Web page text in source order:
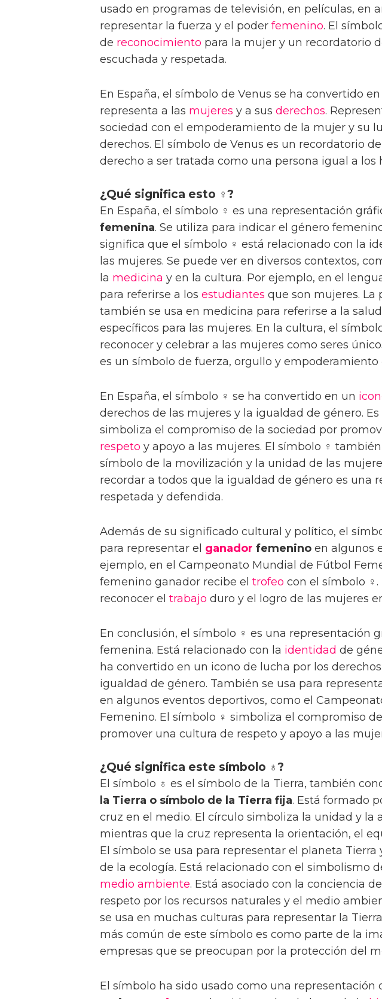
usado en programas de televisión, en películas, en
representar la fuerza y el poder femenino. El
de reconocimiento para la mujer y un recordatorio
escuchada y respetada.
En España, el símbolo de Venus se ha convertido
representa a las mujeres y a sus derechos.
sociedad con el empoderamiento de la mujer y su
derechos. El símbolo de Venus es un recordatorio
derecho a ser tratada como una persona igual a los
¿Qué significa esto ♀?
En España, el símbolo ♀ es una representación
femenina. Se utiliza para indicar el género
significa que el símbolo ♀ está relacionado con la
las mujeres. Se puede ver en diversos contextos,
la medicina y en la cultura. Por ejemplo, en el
para referirse a los estudiantes que son mujeres. La
también se usa en medicina para referirse a la
específicos para las mujeres. En la cultura, el
reconocer y celebrar a las mujeres como seres
es un símbolo de fuerza, orgullo y empoderamiento
En España, el símbolo ♀ se ha convertido en un
derechos de las mujeres y la igualdad de género.
simboliza el compromiso de la sociedad por
respeto y apoyo a las mujeres. El símbolo ♀
símbolo de la movilización y la unidad de las
recordar a todos que la igualdad de género es una
respetada y defendida.
Además de su significado cultural y político, el
para representar el ganador femenino en algunos
ejemplo, en el Campeonato Mundial de Fútbol
femenino ganador recibe el trofeo con el símbolo ♀.
reconocer el trabajo duro y el logro de las mujeres
En conclusión, el símbolo ♀ es una representación
femenina. Está relacionado con la identidad de
ha convertido en un icono de lucha por los
igualdad de género. También se usa para
en algunos eventos deportivos, como el
Femenino. El símbolo ♀ simboliza el compromiso
promover una cultura de respeto y apoyo a las
¿Qué significa este símbolo ♁?
El símbolo ♁ es el símbolo de la Tierra, también
la Tierra o símbolo de la Tierra fija. Está formado
cruz en el medio. El círculo simboliza la unidad y la
mientras que la cruz representa la orientación, el
El símbolo se usa para representar el planeta Tierra
de la ecología. Está relacionado con el simbolismo
medio ambiente. Está asociado con la conciencia
respeto por los recursos naturales y el medio
se usa en muchas culturas para representar la
más común de este símbolo es como parte de la
empresas que se preocupan por la protección del
El símbolo ha sido usado como una representación